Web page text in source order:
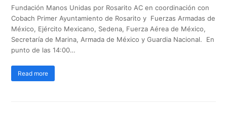
Fundación Manos Unidas por Rosarito AC en coordinación con
Cobach Primer Ayuntamiento de Rosarito y Fuerzas Armadas de
México, Ejército Mexicano, Sedena, Fuerza Aérea de México,
Secretaría de Marina, Armada de México y Guardia Nacional. En
punto de las 14:00…
Read more